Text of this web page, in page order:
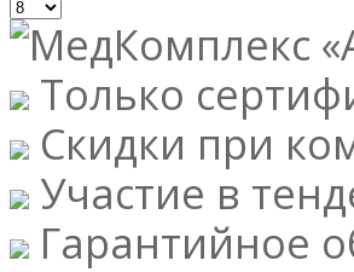
Только
Скидки при
Участие в
Гарантийное